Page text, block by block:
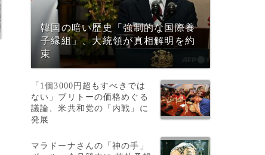
韓国の暗い歴史「強制的な国際養
子縁組」、大統領が真相解明を約
束
「1個3000円超もすべきでは
ない」ブリトーの価格めぐる
議論、米共和党の「内戦」に
発展
マラドーナさんの「神の手」